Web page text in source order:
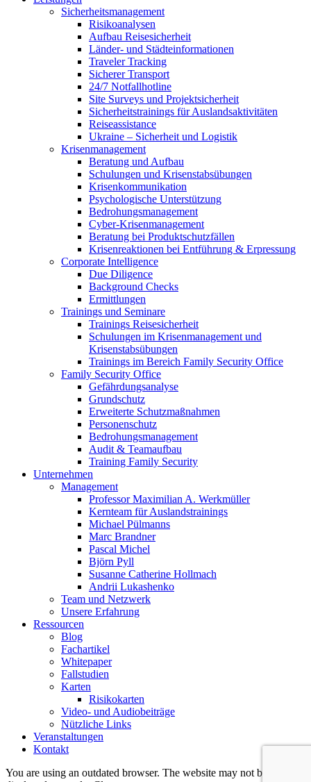
Traveler Tracking
Sicherer Transport
24/7 Notfallhotline
Site Surveys und Projektsicherheit
Sicherheitstrainings für Auslandsaktivitäten
Reiseassistance
Ukraine – Sicherheit und Logistik
Krisenmanagement
Beratung und Aufbau
Schulungen und Krisenstabsübungen
Krisenkommunikation
Psychologische Unterstützung
Bedrohungsmanagement
Cyber-Krisenmanagement
Beratung bei Produktschutzfällen
Krisenreaktionen bei Entführung & Erpressung
Corporate Intelligence
Due Diligence
Background Checks
Ermittlungen
Trainings und Seminare
Trainings Reisesicherheit
Schulungen im Krisenmanagement und
Krisenstabsübungen
Trainings im Bereich Family Security Office
Family Security Office
Gefährdungsanalyse
Grundschutz
Erweiterte Schutzmaßnahmen
Personenschutz
Bedrohungsmanagement
Audit & Teamaufbau
Training Family Security
Unternehmen
Management
Professor Maximilian A. Werkmüller
Kernteam für Auslandstrainings
Michael Pülmanns
Marc Brandner
Pascal Michel
Björn Pyll
Susanne Catherine Hollmach
Andrii Lukashenko
Team und Netzwerk
Unsere Erfahrung
Fachartikel
Whitepaper
Fallstudien
Karten
Risikokarten
Video- und Audiobeiträge
Nützliche Links
Veranstaltungen
Kontakt
You are using an outdated browser. The website may not be
displayed correctly.Close